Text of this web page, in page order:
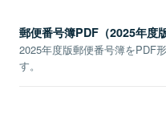
郵便番号簿PDF（2025年度版
2025年度版郵便番号簿をPDF
す。